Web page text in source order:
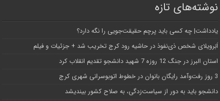
نوشته‌های تازه
یادداشت| ‌چه کسی باید پرچم حقیقت‌جویی را نگه دارد؟
اَبَر‌ویلای شخص ذی‌نفوذ در حاشیه‌ رود کرج تخریب شد + جزئیات و فیلم
استان البرز در جنگ 12 روزه 7 شهید دانشجو تقدیم انقلاب کرد
3 روز رفت‌وآمد رایگان بانوان در خطوط اتوبوسرانی شهری کرج
دانشجو باید به دور از سیاست‌زدگی، به صلاح کشور بیندیشد